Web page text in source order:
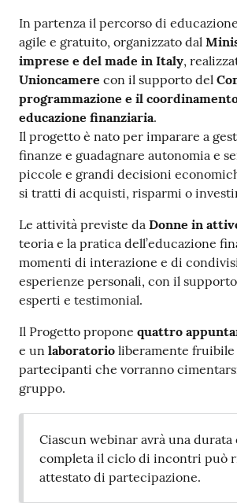
di
Re
gis
tra
ti
Seguici
su
In partenza il percorso di
agile e gratuito, organizzato dal
imprese e del made in Italy,
Unioncamere con il supporto del
programmazione e il
educazione finanziaria.
Il progetto è nato per imparare a
finanze e guadagnare autonomia e
piccole e grandi decisioni
si tratti di acquisti, risparmi o
Le attività previste da Donne in
teoria e la pratica dell’educazione
momenti di interazione e di
esperienze personali, con il
esperti e testimonial.
Il Progetto propone quattro
e un laboratorio liberamente fruibile
partecipanti che vorranno
gruppo.
Ciascun webinar avrà una durata
completa il ciclo di incontri può
attestato di partecipazione.